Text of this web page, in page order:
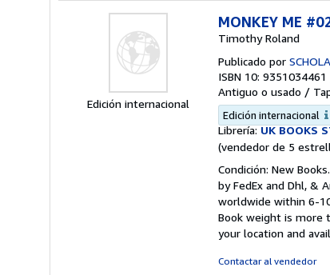
Edición internacional
MONKEY ME
Timothy Roland
Publicado por
ISBN 10: 9351034461
Antiguo o usado /
Edición internacional
Librería: UK BOOKS
(vendedor de 5
Condición: New
by FedEx and Dhl, &
worldwide within 6-
Book weight is more
your location and
Contactar al vendedor